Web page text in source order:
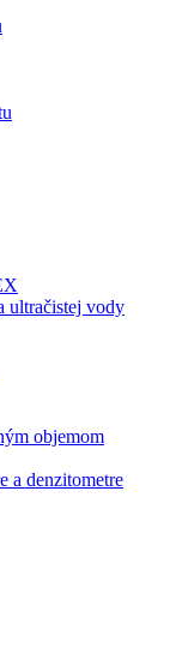
ultračistej vody
objemom
a denzitometre